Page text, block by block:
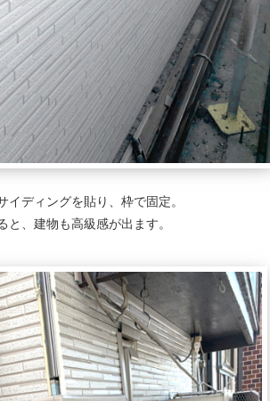
イディングを貼り、枠で固定。
と、建物も高級感が出ます。